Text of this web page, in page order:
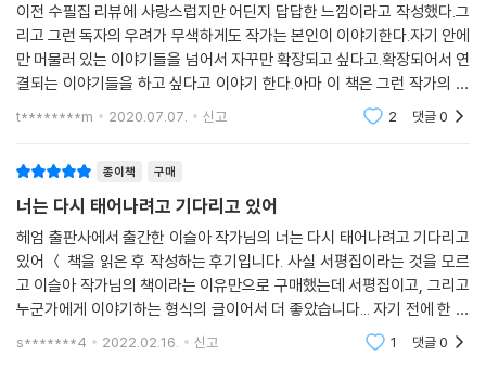
이전 수필집 리뷰에 사랑스럽지만 어딘지 답답한 느낌이라고 작성했다.그
리고 그런 독자의 우려가 무색하게도 작가는 본인이 이야기한다.자기 안에
만 머물러 있는 이야기들을 넘어서 자꾸만 확장되고 싶다고.확장되어서 연
결되는 이야기들을 하고 싶다고 이야기 한다.아마 이 책은 그런 작가의 고
민들이 담겨있는 원고 모음이지 않을까 싶다.자꾸만 연결되고 확장되고 싶
t********m 2020.07.07. 신고 2 댓글0
종이책 구매
너는 다시 태어나려고 기다리고 있어
헤엄 출판사에서 출간한 이슬아 작가님의 너는 다시 태어나려고 기다리고
있어 ＜ 책을 읽은 후 작성하는 후기입니다. 사실 서평집이라는 것을 모르
고 이슬아 작가님의 책이라는 이유만으로 구매했는데 서평집이고, 그리고
누군가에게 이야기하는 형식의 글이어서 더 좋았습니다... 자기 전에 한 편
씩 읽었더니 매일 밤이 기다려지는 하루하루를 보냈습니다 이슬아 작가님
s*******4 2022.02.16. 신고 1 댓글0